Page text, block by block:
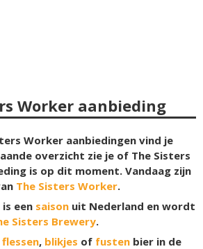
Worker aanbieding
Worker aanbiedingen vind je
overzicht zie je of The Sisters
is op dit moment. Vandaag zijn
The Sisters Worker.
een saison uit Nederland en wordt
Sisters Brewery.
flessen, blikjes of fusten bier in de